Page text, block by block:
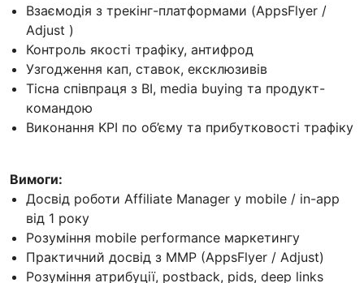
Взаємодія з трекінг-платформами (AppsFlyer /
Adjust )
Контроль якості трафіку, антифрод
Узгодження кап, ставок, ексклюзивів
Тісна співпраця з BI, media buying та продукт-
командою
Виконання KPI по об’єму та прибутковості трафіку
Вимоги:
Досвід роботи Affiliate Manager у mobile / in-app
від 1 року
Розуміння mobile performance маркетингу
Практичний досвід з MMP (AppsFlyer / Adjust)
Розуміння атрибуції, postback, pids, deep links